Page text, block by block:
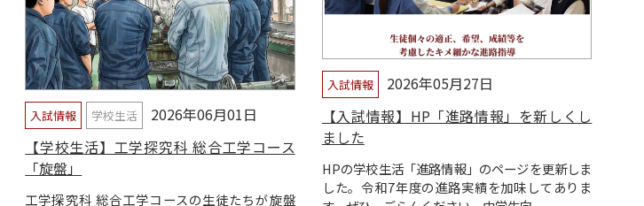
入試情報 学校生活
2026年06月01日
【学校生活】工学探究科 総合工学コース
「旋盤」
工学探究科 総合工学コースの生徒たちが旋盤
入試情報
2026年05月27日
【入試情報】HP「進路情報」を新しくし
ました
HPの学校生活「進路情報」のページを更新しま
した。令和7年度の進路実績を加味してありま